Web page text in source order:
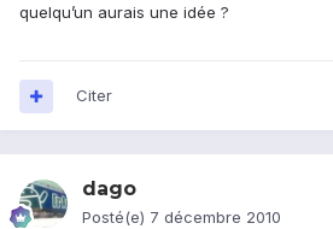
quelqu’un aurais une idée ?
Citer
dago
Posté(e) 7 décembre 2010